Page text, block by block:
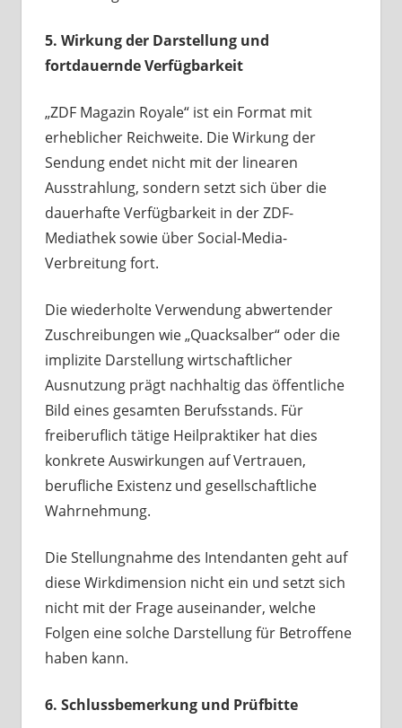
5. Wirkung der Darstellung und
fortdauernde Verfügbarkeit
„ZDF Magazin Royale“ ist ein Format mit
erheblicher Reichweite. Die Wirkung der
Sendung endet nicht mit der linearen
Ausstrahlung, sondern setzt sich über die
dauerhafte Verfügbarkeit in der ZDF-
Mediathek sowie über Social-Media-
Verbreitung fort.
Die wiederholte Verwendung abwertender
Zuschreibungen wie „Quacksalber“ oder die
implizite Darstellung wirtschaftlicher
Ausnutzung prägt nachhaltig das öffentliche
Bild eines gesamten Berufsstands. Für
freiberuflich tätige Heilpraktiker hat dies
konkrete Auswirkungen auf Vertrauen,
berufliche Existenz und gesellschaftliche
Wahrnehmung.
Die Stellungnahme des Intendanten geht auf
diese Wirkdimension nicht ein und setzt sich
nicht mit der Frage auseinander, welche
Folgen eine solche Darstellung für Betroffene
haben kann.
6. Schlussbemerkung und Prüfbitte